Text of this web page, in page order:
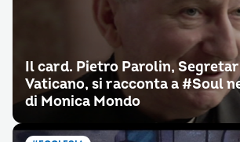
Il card. Pietro Parolin,
Vaticano, si racconta a #Soul
di Monica Mondo